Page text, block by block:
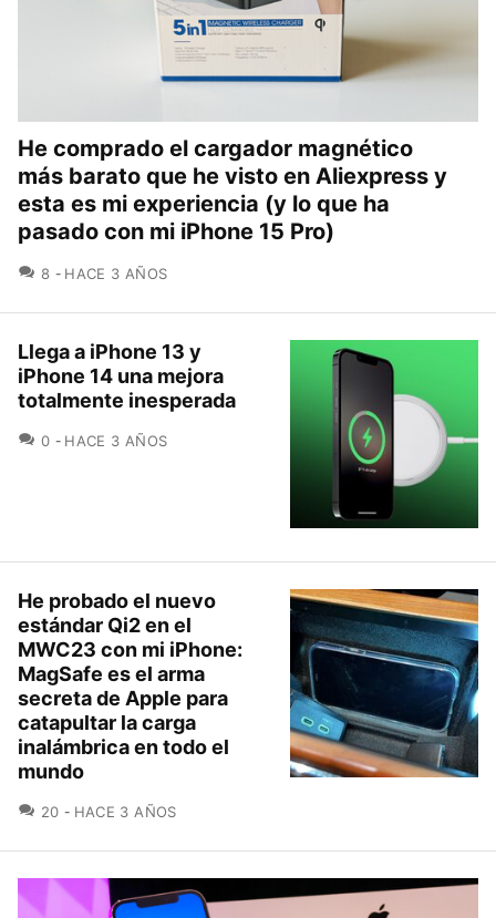
He comprado el cargador magnético
más barato que he visto en Aliexpress y
esta es mi experiencia (y lo que ha
pasado con mi iPhone 15 Pro)
8 COMENTARIOS
HACE 3 AÑOS
Llega a iPhone 13 y
iPhone 14 una mejora
totalmente inesperada
0 COMENTARIOS
HACE 3 AÑOS
He probado el nuevo
estándar Qi2 en el
MWC23 con mi iPhone:
MagSafe es el arma
secreta de Apple para
catapultar la carga
inalámbrica en todo el
mundo
20 COMENTARIOS
HACE 3 AÑOS